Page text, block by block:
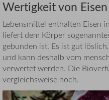
Wertigkeit von
Lebensmittel enthalten Eisen
liefert dem Körper
gebunden ist. Es ist gut
und kann deshalb vom
verwertet werden. Die
vergleichsweise hoch.